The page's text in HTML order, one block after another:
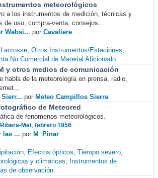
meteorológicos
a los instrumentos de medición, técnicas y
de uso, compra-venta, consejos...
Websi... por Cavaliere
Lacrosse Otros Instrumentos/Estaciones
No Comercial de Material Aficionado
y otros medios de comunicación
habla de la meteorología en prensa, radio,
Sierr... por Meteo Campillos Sierra
de Meteored
de fenómenos meteorológicos.
Ribera-Met, febrero 1956
las ... por M_Pinar
Efectos ópticos Tiempo severo
y climáticas
Instrumentos de
de observación